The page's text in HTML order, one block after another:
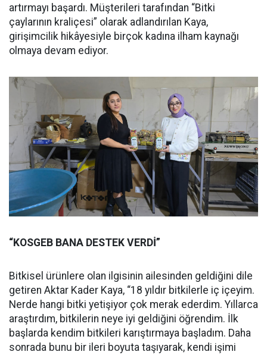
artırmayı başardı. Müşterileri tarafından “Bitki
çaylarının kraliçesi” olarak adlandırılan Kaya,
girişimcilik hikâyesiyle birçok kadına ilham kaynağı
olmaya devam ediyor.
“KOSGEB BANA DESTEK VERDİ”
Bitkisel ürünlere olan ilgisinin ailesinden geldiğini dile
getiren Aktar Kader Kaya, “18 yıldır bitkilerle iç içeyim.
Nerde hangi bitki yetişiyor çok merak ederdim. Yıllarca
araştırdım, bitkilerin neye iyi geldiğini öğrendim. İlk
başlarda kendim bitkileri karıştırmaya başladım. Daha
sonrada bunu bir ileri boyuta taşıyarak, kendi işimi